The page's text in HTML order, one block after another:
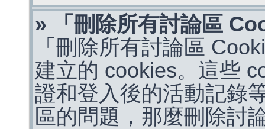
» 「刪除所有討論區
「刪除所有討論區
建立的 cookies。這些
證和登入後的活動記錄
區的問題，那麼刪除討